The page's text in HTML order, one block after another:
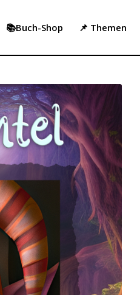
📚Buch-Shop 📌 Themen